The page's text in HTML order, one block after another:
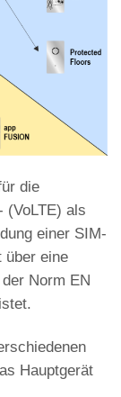
die
(VoLTE) als
einer SIM-
über eine
Norm EN
Hauptgerät